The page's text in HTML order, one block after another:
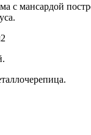
с мансардой